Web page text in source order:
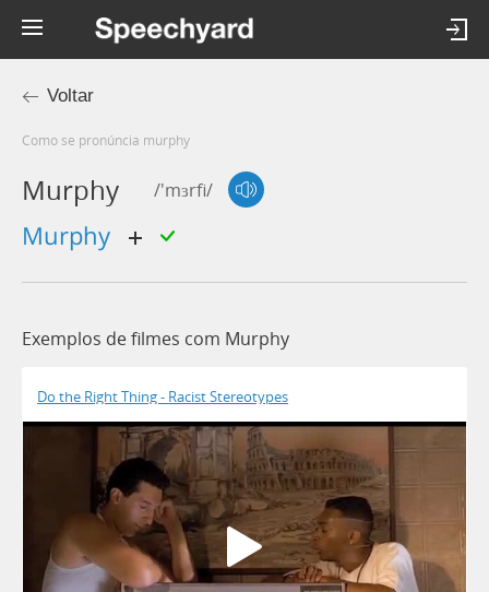
Voltar
Como se pronúncia murphy
Murphy /'mɜrfi/
murphy
Exemplos de filmes com Murphy
Do the Right Thing - Racist Stereotypes